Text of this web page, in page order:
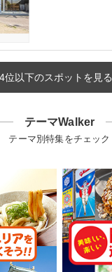
4位以下のスポットを見る
テーマWalker
テーマ別特集をチェック